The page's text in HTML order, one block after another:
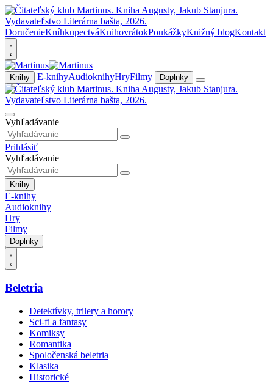
DoručenieKníhkupectváKnihovrátokPoukážkyKnižný blogKontakt
Knihy E-knihyAudioknihyHryFilmy Doplnky
Vyhľadávanie
Prihlásiť
Vyhľadávanie
Knihy
E-knihy
Audioknihy
Hry
Filmy
Doplnky
Beletria
Detektívky, trilery a horory
Sci-fi a fantasy
Komiksy
Romantika
Spoločenská beletria
Klasika
Historické